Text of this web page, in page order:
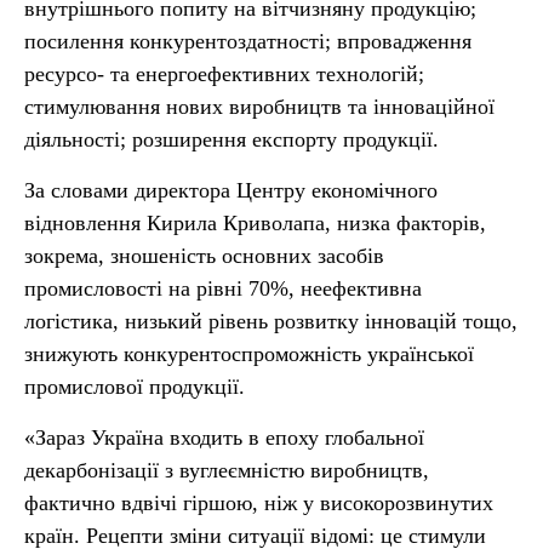
внутрішнього попиту на вітчизняну продукцію;
посилення конкурентоздатності; впровадження
ресурсо- та енергоефективних технологій;
стимулювання нових виробництв та інноваційної
діяльності; розширення експорту продукції.
За словами директора Центру економічного
відновлення Кирила Криволапа, низка факторів,
зокрема, зношеність основних засобів
промисловості на рівні 70%, неефективна
логістика, низький рівень розвитку інновацій тощо,
знижують конкурентоспроможність української
промислової продукції.
«Зараз Україна входить в епоху глобальної
декарбонізації з вуглеємністю виробництв,
фактично вдвічі гіршою, ніж у високорозвинутих
країн. Рецепти зміни ситуації відомі: це стимули